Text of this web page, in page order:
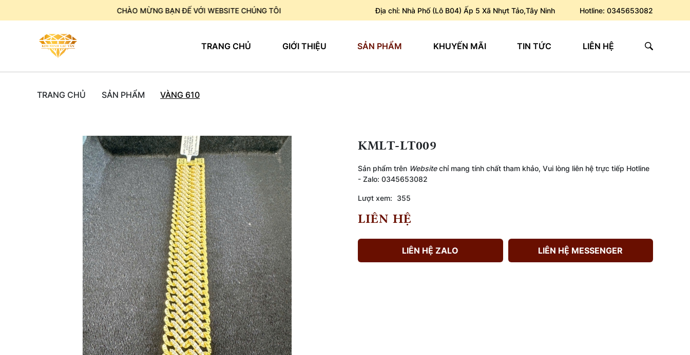
CHÀO MỪNG BẠN ĐẾ VỚI WEBSITE CHÚNG TÔI Địa chỉ: Nhà Phố (Lô B04) Ấp 5 Xã Nhựt Tảo,Tây Ninh Hotline: 0345653082
TRANG CHỦ GIỚI THIỆU SẢN PHẨM KHUYẾN MÃI TIN TỨC LIÊN HỆ
TRANG CHỦ SẢN PHẨM VÀNG 610
KMLT-LT009
Sản phẩm trên Websitechỉ mang tính chất tham khảo, Vui lòng liên hệ trực tiếp Hotline
- Zalo: 0345653082
Lượt xem: 355
LIÊN HỆ
LIÊN HỆ ZALO LIÊN HỆ MESSENGER